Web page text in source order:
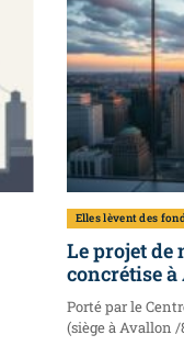
Elles lèvent des
Le projet de
concrétise
Porté par le
(siège à Avallon /